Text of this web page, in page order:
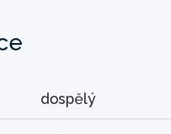
dospělý